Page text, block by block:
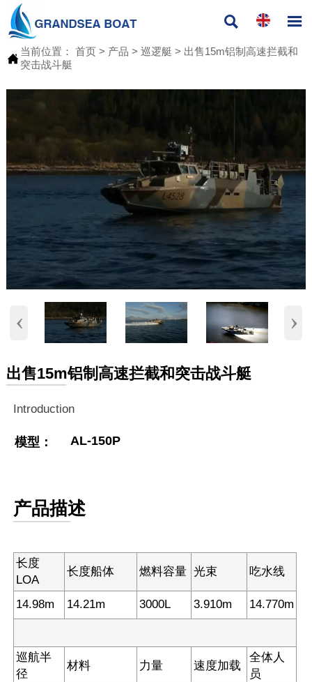
 

当前位置： 首页> 产品 > 巡逻艇 > 出售15m铝制高速拦截和
突击战斗艇
‹ ›
出售15m铝制高速拦截和突击战斗艇
Introduction
模型： AL-150P
产品描述
长度
LOA
长度船体 燃料容量 光束 吃水线
14.98m 14.21m 3000L 3.910m 14.770m
巡航半
径
材料 力量 速度加载
全体人
员